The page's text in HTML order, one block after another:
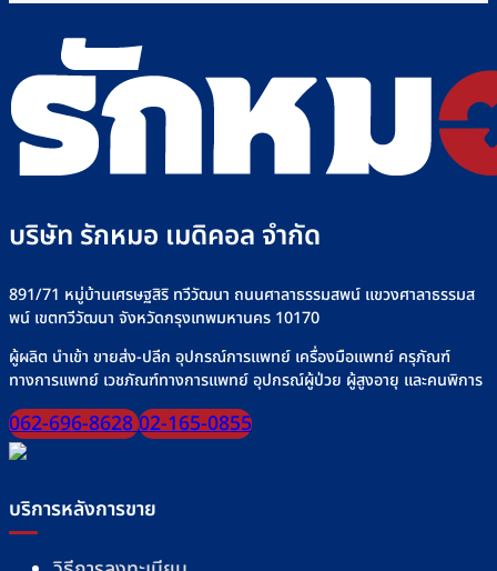
บริษัท รักหมอ เมดิคอล จำกัด
891/71 หมู่บ้านเศรษฐสิริ ทวีวัฒนา ถนนศาลาธรรมสพน์ แขวงศาลาธรรมส
พน์ เขตทวีวัฒนา จังหวัดกรุงเทพมหานคร 10170
ผู้ผลิต นำเข้า ขายส่ง-ปลีก อุปกรณ์การแพทย์ เครื่องมือแพทย์ ครุภัณฑ์
ทางการแพทย์ เวชภัณฑ์ทางการแพทย์ อุปกรณ์ผู้ป่วย ผู้สูงอายุ และคนพิการ
062-696-862802-165-0855
บริการหลังการขาย